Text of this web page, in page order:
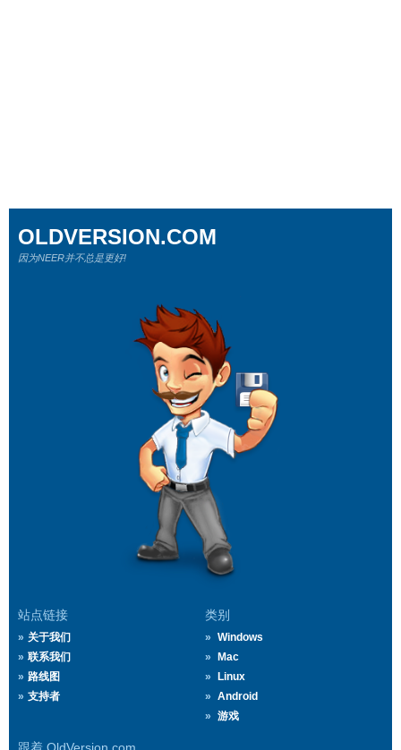
站点链接
关于我们
联系我们
路线图
支持者
类别
Windows
Mac
Linux
Android
游戏
OLDVERSION.COM
因为NEER并不总是更好!